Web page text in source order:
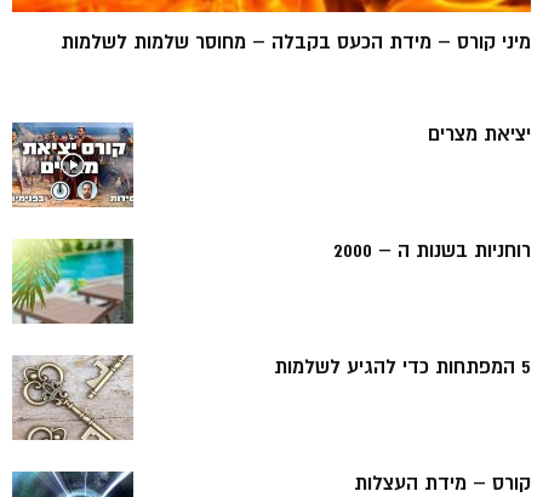
מיני קורס – מידת הכעס בקבלה – מחוסר שלמות לשלמות
יציאת מצרים
רוחניות בשנות ה – 2000
5 המפתחות כדי להגיע לשלמות
קורס – מידת העצלות